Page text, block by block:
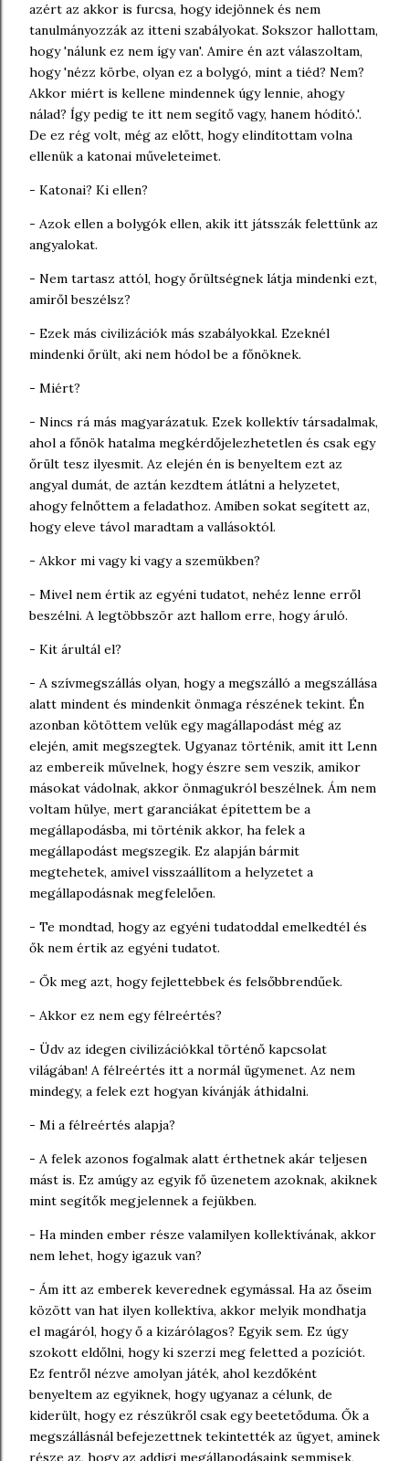
azért az akkor is furcsa, hogy idejönnek és nem
tanulmányozzák az itteni szabályokat. Sokszor hallottam,
hogy 'nálunk ez nem így van'. Amire én azt válaszoltam,
hogy 'nézz körbe, olyan ez a bolygó, mint a tiéd? Nem?
Akkor miért is kellene mindennek úgy lennie, ahogy
nálad? Így pedig te itt nem segítő vagy, hanem hódító.'.
De ez rég volt, még az előtt, hogy elindítottam volna
ellenük a katonai műveleteimet.
- Katonai? Ki ellen?
- Azok ellen a bolygók ellen, akik itt játsszák felettünk az
angyalokat.
- Nem tartasz attól, hogy őrültségnek látja mindenki ezt,
amiről beszélsz?
- Ezek más civilizációk más szabályokkal. Ezeknél
mindenki őrült, aki nem hódol be a főnöknek.
- Miért?
- Nincs rá más magyarázatuk. Ezek kollektív társadalmak,
ahol a főnök hatalma megkérdőjelezhetetlen és csak egy
őrült tesz ilyesmit. Az elején én is benyeltem ezt az
angyal dumát, de aztán kezdtem átlátni a helyzetet,
ahogy felnőttem a feladathoz. Amiben sokat segített az,
hogy eleve távol maradtam a vallásoktól.
- Akkor mi vagy ki vagy a szemükben?
- Mivel nem értik az egyéni tudatot, nehéz lenne erről
beszélni. A legtöbbször azt hallom erre, hogy áruló.
- Kit árultál el?
- A szívmegszállás olyan, hogy a megszálló a megszállása
alatt mindent és mindenkit önmaga részének tekint. Én
azonban kötöttem velük egy magállapodást még az
elején, amit megszegtek. Ugyanaz történik, amit itt Lenn
az embereik művelnek, hogy észre sem veszik, amikor
másokat vádolnak, akkor önmagukról beszélnek. Ám nem
voltam hülye, mert garanciákat építettem be a
megállapodásba, mi történik akkor, ha felek a
megállapodást megszegik. Ez alapján bármit
megtehetek, amivel visszaállítom a helyzetet a
megállapodásnak megfelelően.
- Te mondtad, hogy az egyéni tudatoddal emelkedtél és
ők nem értik az egyéni tudatot.
- Ők meg azt, hogy fejlettebbek és felsőbbrendűek.
- Akkor ez nem egy félreértés?
- Üdv az idegen civilizációkkal történő kapcsolat
világában! A félreértés itt a normál ügymenet. Az nem
mindegy, a felek ezt hogyan kívánják áthidalni.
- Mi a félreértés alapja?
- A felek azonos fogalmak alatt érthetnek akár teljesen
mást is. Ez amúgy az egyik fő üzenetem azoknak, akiknek
mint segítők megjelennek a fejükben.
- Ha minden ember része valamilyen kollektívának, akkor
nem lehet, hogy igazuk van?
- Ám itt az emberek keverednek egymással. Ha az őseim
között van hat ilyen kollektíva, akkor melyik mondhatja
el magáról, hogy ő a kizárólagos? Egyik sem. Ez úgy
szokott eldőlni, hogy ki szerzi meg feletted a pozíciót.
Ez fentről nézve amolyan játék, ahol kezdőként
benyeltem az egyiknek, hogy ugyanaz a célunk, de
kiderült, hogy ez részükről csak egy beetetőduma. Ők a
megszállásnál befejezettnek tekintették az ügyet, aminek
része az, hogy az addigi megállapodásaink semmisek,